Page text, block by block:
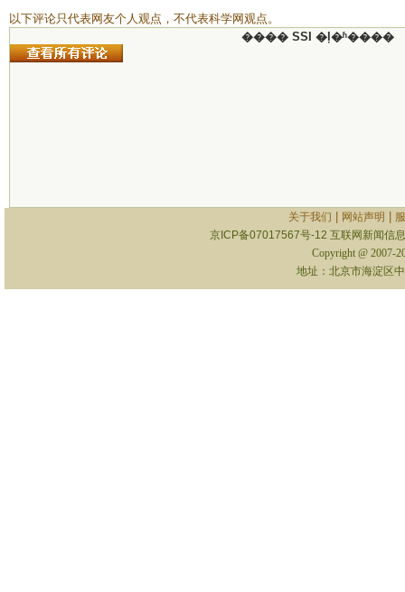
以下评论只代表网友个人观点，不代表科学网观点。
���� SSI �ļ�ʱ����
关于我们 网站声明
京ICP备07017567号-12 互联网新闻信
Copyright @ 2007-
地址：北京市海淀区